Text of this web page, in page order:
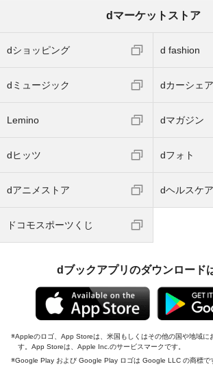
dマーケットストア
dショッピング d fashion
dミュージック dカーシェア
Lemino dマガジン
dヒッツ dフォト
dアニメストア dヘルスケア
ドコモスポーツくじ
dブックアプリのダウンロード
Appleのロゴ、App Storeは、米国もしくはその他の国や地域に
す。App Storeは、Apple Inc.のサービスマークです。
Google Play および Google Play ロゴは Google LLC の商標で